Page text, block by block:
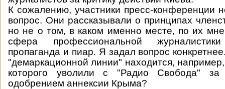
К сожалению, участники пресс-конференции
вопрос. Они рассказывали о принципах
но не о том, в каком именно месте, по их
сфера профессиональной
пропаганда и пиар. Я задал вопрос
"демаркационной линии" находится,
которого уволили с "Радио Свобода"
одобрением аннексии Крыма?